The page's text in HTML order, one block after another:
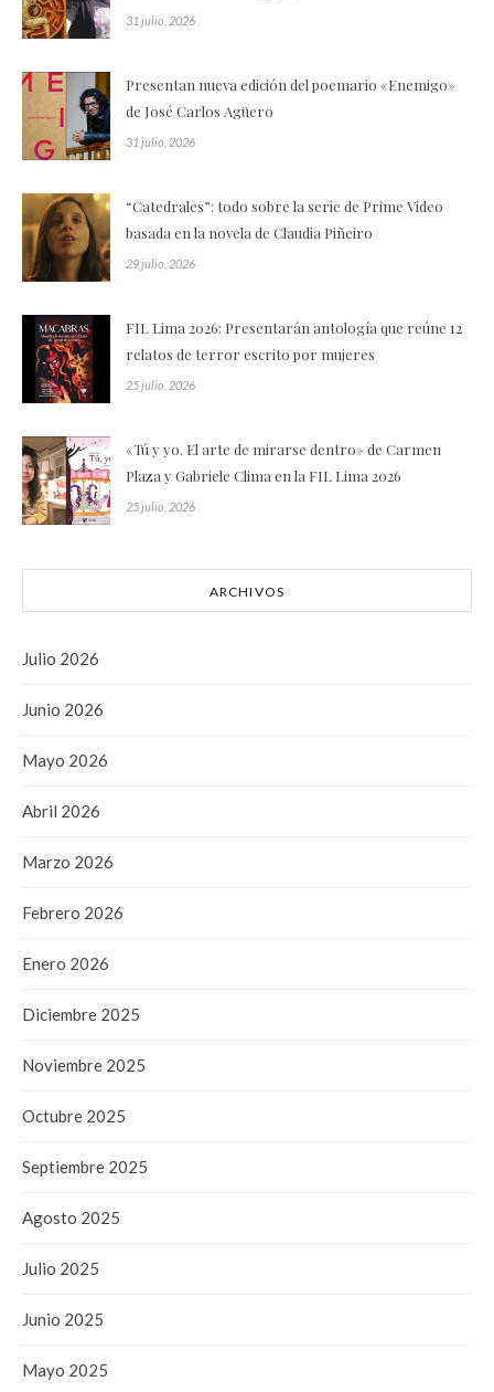
31 julio, 2026
Presentan nueva edición del poemario «Enemigo»
de José Carlos Agüero
31 julio, 2026
“Catedrales”: todo sobre la serie de Prime Video
basada en la novela de Claudia Piñeiro
29 julio, 2026
FIL Lima 2026: Presentarán antología que reúne 12
relatos de terror escrito por mujeres
25 julio, 2026
«Tú y yo. El arte de mirarse dentro» de Carmen
Plaza y Gabriele Clima en la FIL Lima 2026
25 julio, 2026
ARCHIVOS
Julio 2026
Junio 2026
Mayo 2026
Abril 2026
Marzo 2026
Febrero 2026
Enero 2026
Diciembre 2025
Noviembre 2025
Octubre 2025
Septiembre 2025
Agosto 2025
Julio 2025
Junio 2025
Mayo 2025